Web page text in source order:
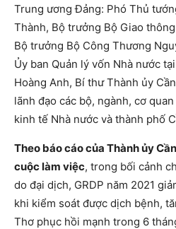
Trung ương Đảng: Phó Thủ
Thành, Bộ trưởng Bộ Giao
Bộ trưởng Bộ Công Thương
Ủy ban Quản lý vốn Nhà nước
Hoàng Anh, Bí thư Thành ủy
lãnh đạo các bộ, ngành, cơ
kinh tế Nhà nước và thành phố
Theo báo cáo của Thành ủy
cuộc làm việc, trong bối cảnh
do đại dịch, GRDP năm 2021
khi kiểm soát được dịch bệnh,
Thơ phục hồi mạnh trong 6